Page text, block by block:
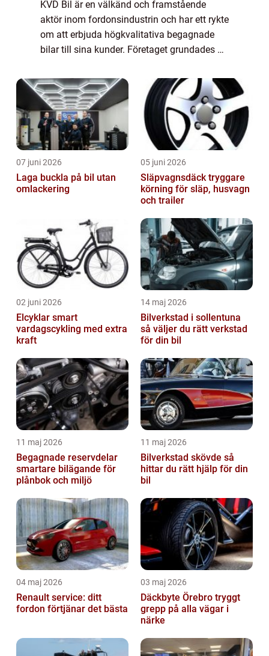
KVD Bil är en välkänd och framstående
aktör inom fordonsindustrin och har ett rykte
om att erbjuda högkvalitativa begagnade
bilar till sina kunder. Företaget grundades år
en ledande aktör inom branschen. I de...
07 juni 2026
Laga buckla på bil utan
omlackering
05 juni 2026
Släpvagnsdäck tryggare
körning för släp, husvagn
och trailer
02 juni 2026
Elcyklar smart
vardagscykling med extra
kraft
14 maj 2026
Bilverkstad i sollentuna
så väljer du rätt verkstad
för din bil
11 maj 2026
Begagnade reservdelar
smartare bilägande för
plånbok och miljö
11 maj 2026
Bilverkstad skövde så
hittar du rätt hjälp för din
bil
04 maj 2026
Renault service: ditt
fordon förtjänar det bästa
03 maj 2026
Däckbyte Örebro tryggt
grepp på alla vägar i
närke